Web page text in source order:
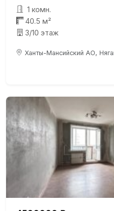
1 комн.
40.5 м²
3/10 этаж
Ханты-Мансийский АО,